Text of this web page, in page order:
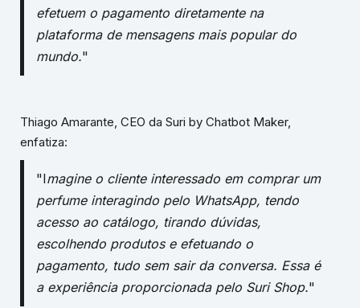
efetuem o pagamento diretamente na
plataforma de mensagens mais popular do
mundo."
Thiago Amarante, CEO da Suri by Chatbot Maker,
enfatiza:
"Imagine o cliente interessado em comprar um
perfume interagindo pelo WhatsApp, tendo
acesso ao catálogo, tirando dúvidas,
escolhendo produtos e efetuando o
pagamento, tudo sem sair da conversa. Essa é
a experiência proporcionada pelo Suri Shop."